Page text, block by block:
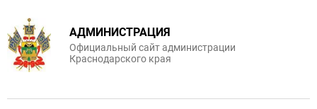
АДМИНИСТРАЦИЯ
Официальный сайт администрации
Краснодарского края